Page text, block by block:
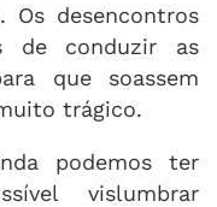
Os desencontros
de conduzir as
que soassem
trágico.
podemos ter
vislumbrar